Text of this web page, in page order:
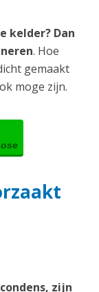
kelder? Dan
. Hoe
gemaakt
moge zijn.
zijn